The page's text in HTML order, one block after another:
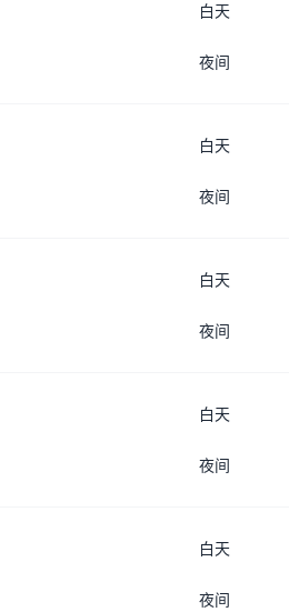
白天
夜间
白天
夜间
白天
夜间
白天
夜间
白天
夜间